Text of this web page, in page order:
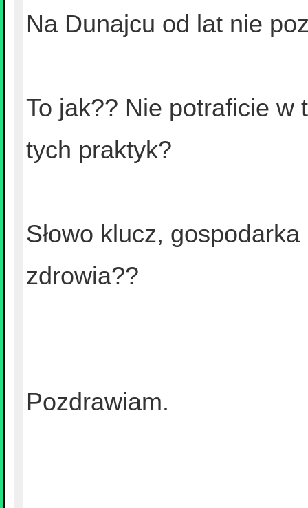
Na Dunajcu od lat nie
To jak?? Nie potraficie w
tych praktyk?
Słowo klucz,
zdrowia??
Pozdrawiam.